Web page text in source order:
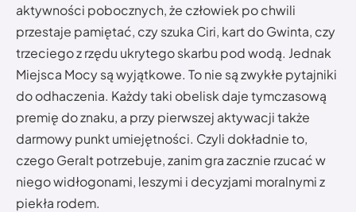
aktywności pobocznych, że człowiek po chwili
przestaje pamiętać, czy szuka Ciri, kart do Gwinta, czy
trzeciego z rzędu ukrytego skarbu pod wodą. Jednak
Miejsca Mocy są wyjątkowe. To nie są zwykłe pytajniki
do odhaczenia. Każdy taki obelisk daje tymczasową
premię do znaku, a przy pierwszej aktywacji także
darmowy punkt umiejętności. Czyli dokładnie to,
czego Geralt potrzebuje, zanim gra zacznie rzucać w
niego widłogonami, leszymi i decyzjami moralnymi z
piekła rodem.